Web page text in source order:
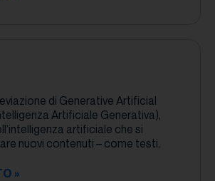
di Generative Artificial
Artificiale Generativa),
artificiale che si
nuovi contenuti – come testi,
»